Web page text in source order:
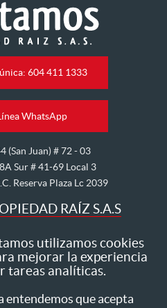
604 411 1333
WhatsApp
(San Juan) # 72 - 03
Sur # 41-69 Local 3
Reserva Plaza Lc 2039
RAÍZ S.A.S
venta, hipoteca, avalúo y
de inmuebles
utilizamos cookies
mejorar la experiencia
tareas analíticas.
entendemos que acepta